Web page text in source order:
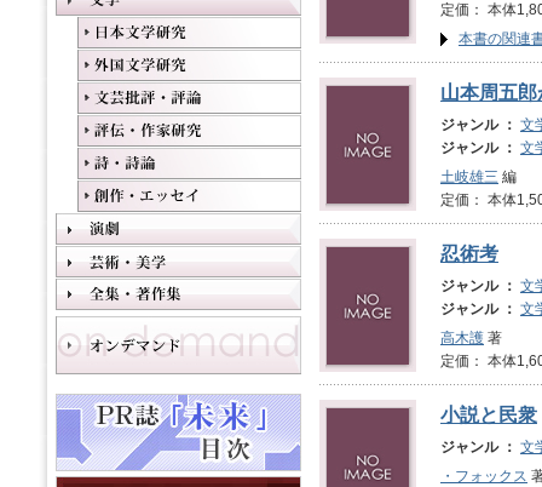
定価： 本体
本書の関連
山本周五
ジャンル ： 文
ジャンル ： 文
土岐雄三 編
定価： 本体
忍術考
ジャンル ： 文
ジャンル ： 文
高木護 著
定価： 本体
小説と民衆
ジャンル ： 文
・フォックス